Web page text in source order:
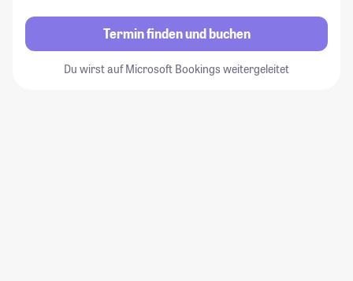
Termin finden und buchen
Du wirst auf Microsoft Bookings weitergeleitet